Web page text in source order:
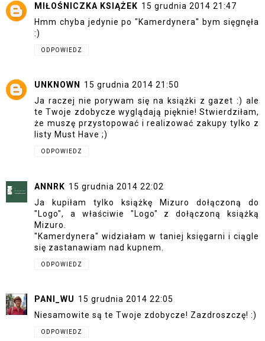
MIŁOŚNICZKA KSIĄŻEK 15 grudnia 2014 21:47
Hmm chyba jedynie po "Kamerdynera" bym sięgnęła
:)
ODPOWIEDZ
UNKNOWN
15 grudnia 2014 21:50
Ja raczej nie porywam się na książki z gazet :) ale
te Twoje zdobycze wyglądają pięknie! Stwierdziłam,
że muszę przystopować i realizować zakupy tylko z
listy Must Have ;)
ODPOWIEDZ
ANNRK 15 grudnia 2014 22:02
Ja kupiłam tylko książkę Mizuro dołączoną do
"Logo", a właściwie "Logo" z dołączoną książką
Mizuro.
"Kamerdynera" widziałam w taniej księgarni i ciągle
się zastanawiam nad kupnem.
ODPOWIEDZ
PANI_WU 15 grudnia 2014 22:05
Niesamowite są te Twoje zdobycze! Zazdroszczę! :)
ODPOWIEDZ